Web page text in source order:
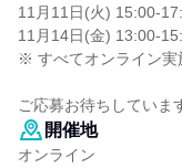
11月11日(火) 15:00-
11月14日(金) 13:00-
※ すべてオンライン
ご応募お待ちしていま
開催地
オンライン